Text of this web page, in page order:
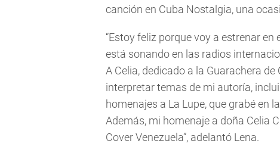
canción en Cuba Nostalgia, una
“Estoy feliz porque voy a estrenar
está sonando en las radios
A Celia, dedicado a la Guarachera
interpretar temas de mi autoría,
homenajes a La Lupe, que grabé en
Además, mi homenaje a doña Celia
Cover Venezuela”, adelantó Lena.